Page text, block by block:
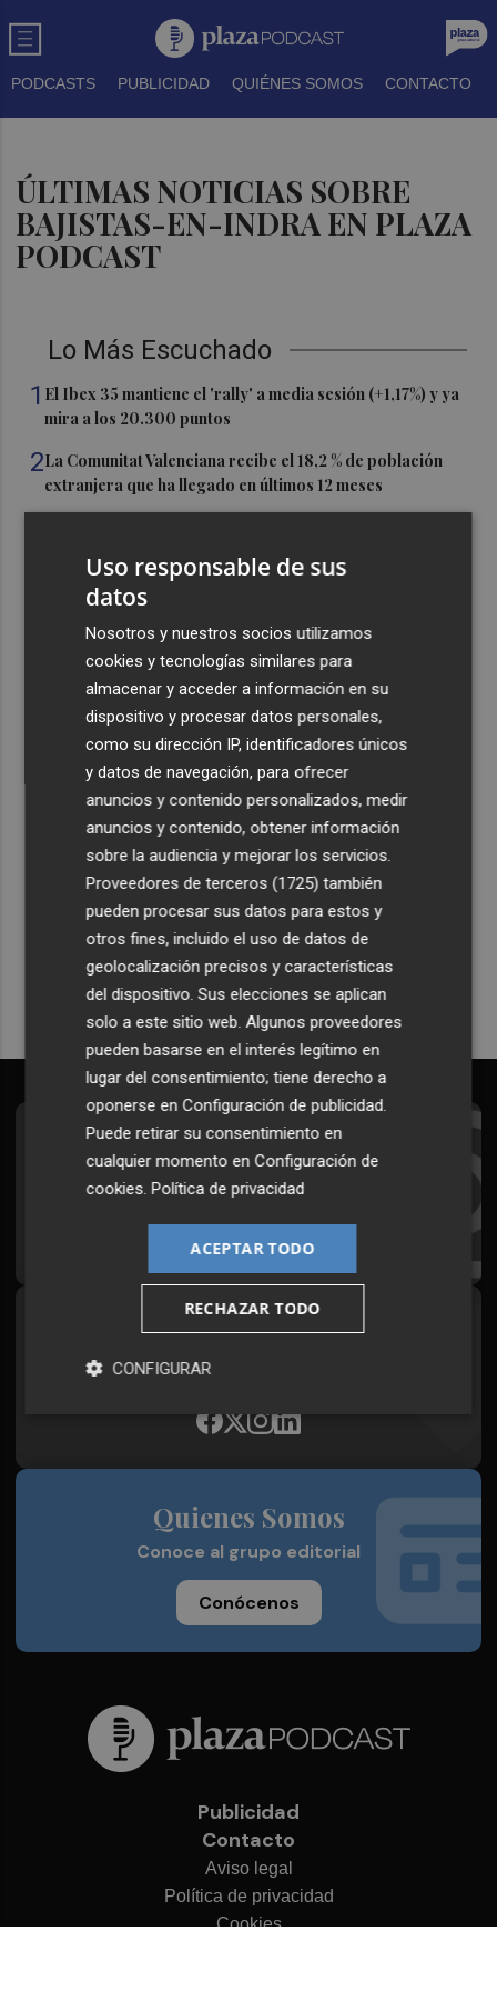
PODCASTS PUBLICIDAD QUIÉNES SOMOS CONTACTO
ÚLTIMAS NOTICIAS SOBRE
BAJISTAS-EN-INDRA EN PLAZA
PODCAST
Lo Más Escuchado
1 El Ibex 35 mantiene el 'rally' a media sesión (+1,17%) y ya
mira a los 20.300 puntos
2La Comunitat Valenciana recibe el 18,2 % de población
extranjera que ha llegado en últimos 12 meses
pasajeros de su historia
explotación del balneario de Benassal
La geolocalización llega a la huerta y el campo de
Murcia para agilizar la respuesta ante emergencias
Recibe toda la actualidad de
Plaza Podcast en tu correo
Quiero suscribirme
Suscríbete al Boletín
Todos los días a primera hora en tu email
Síguenos en redes
Plaza Podcast, desde cualquier medio
Quienes Somos
Conoce al grupo editorial
Conócenos
Publicidad
Contacto
Aviso legal
Política de privacidad
Cookies
Uso responsable de sus
datos
Nosotros y nuestros socios utilizamos
cookies y tecnologías similares para
almacenar y acceder a información en su
dispositivo y procesar datos personales,
como su dirección IP, identificadores únicos
y datos de navegación, para ofrecer
anuncios y contenido personalizados, medir
anuncios y contenido, obtener información
sobre la audiencia y mejorar los servicios.
Proveedores de terceros (1725) también
pueden procesar sus datos para estos y
otros fines, incluido el uso de datos de
geolocalización precisos y características
del dispositivo. Sus elecciones se aplican
solo a este sitio web. Algunos proveedores
pueden basarse en el interés legítimo en
lugar del consentimiento; tiene derecho a
oponerse enConfiguración de publicidad.
Puede retirar su consentimiento en
cualquier momento enConfiguración de
cookies.Política de privacidad
ACEPTAR TODO
RECHAZAR TODO
CONFIGURAR